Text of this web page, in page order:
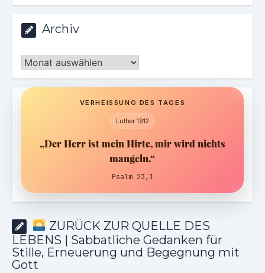
Archiv
Archiv
VERHEISSUNG DES TAGES
Luther 1912
„Der Herr ist mein Hirte, mir wird nichts
mangeln.“
Psalm 23,1
ZURÜCK ZUR QUELLE DES
LEBENS | Sabbatliche Gedanken für
Stille, Erneuerung und Begegnung mit
Gott